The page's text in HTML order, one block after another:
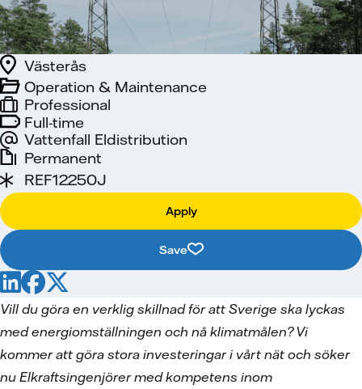
Full-time
Vattenfall Eldistribution
Västerås
Professional
Operation & Maintenance
Permanent
REF12250J
Apply
Save
Vill du göra en verklig skillnad för att Sverige ska lyckas
med energiomställningen och nå klimatmålen? Vi
kommer att göra stora investeringar i vårt nät och söker
nu Elkraftsingenjörer med kompetens inom